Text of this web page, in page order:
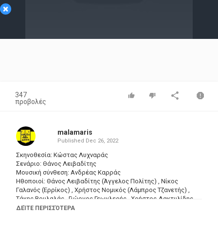
×
Video
347
προβολές
malamaris
Published Dec 26, 2022
Σκηνοθεσία: Κώστας Λυχναράς
Σενάριο: Θάνος Λειβαδίτης
Μουσική σύνθεση: Ανδρέας Καρράς
Ηθοποιοί: Θάνος Λειβαδίτης (Άγγελος Πολίτης) , Νίκος
Γαλανός (Ερρίκος) , Χρήστος Νομικός (Λάμπρος Τζανετής) ,
Τάκης Βουλαλάς , Γιώργος Γεωγλερής , Χρήστος Δακτυλίδης ,
Κατερίνα Διδασκάλου , Σπύρος Δρόσος , Γιώργος Ζαϊφίδης ,
ΔΕΊΤΕ ΠΕΡΙΣΣΌΤΕΡΑ